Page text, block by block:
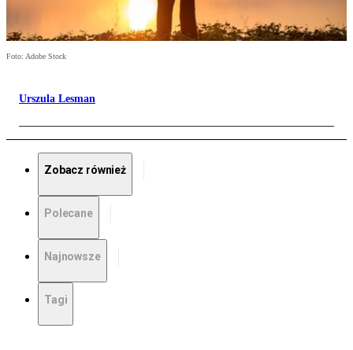
Foto: Adobe Stock
Urszula Lesman
Zobacz również
Polecane
Najnowsze
Tagi